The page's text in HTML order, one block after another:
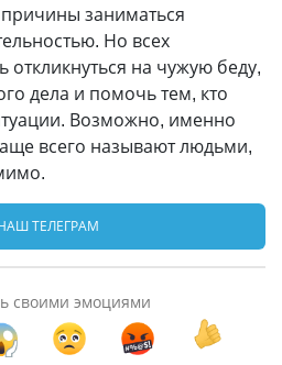
заниматься
Но всех
откликнуться на чужую беду,
дела и помочь тем, кто
Возможно, именно
всего называют людьми,
ТЕЛЕГРАМ
своими эмоциями